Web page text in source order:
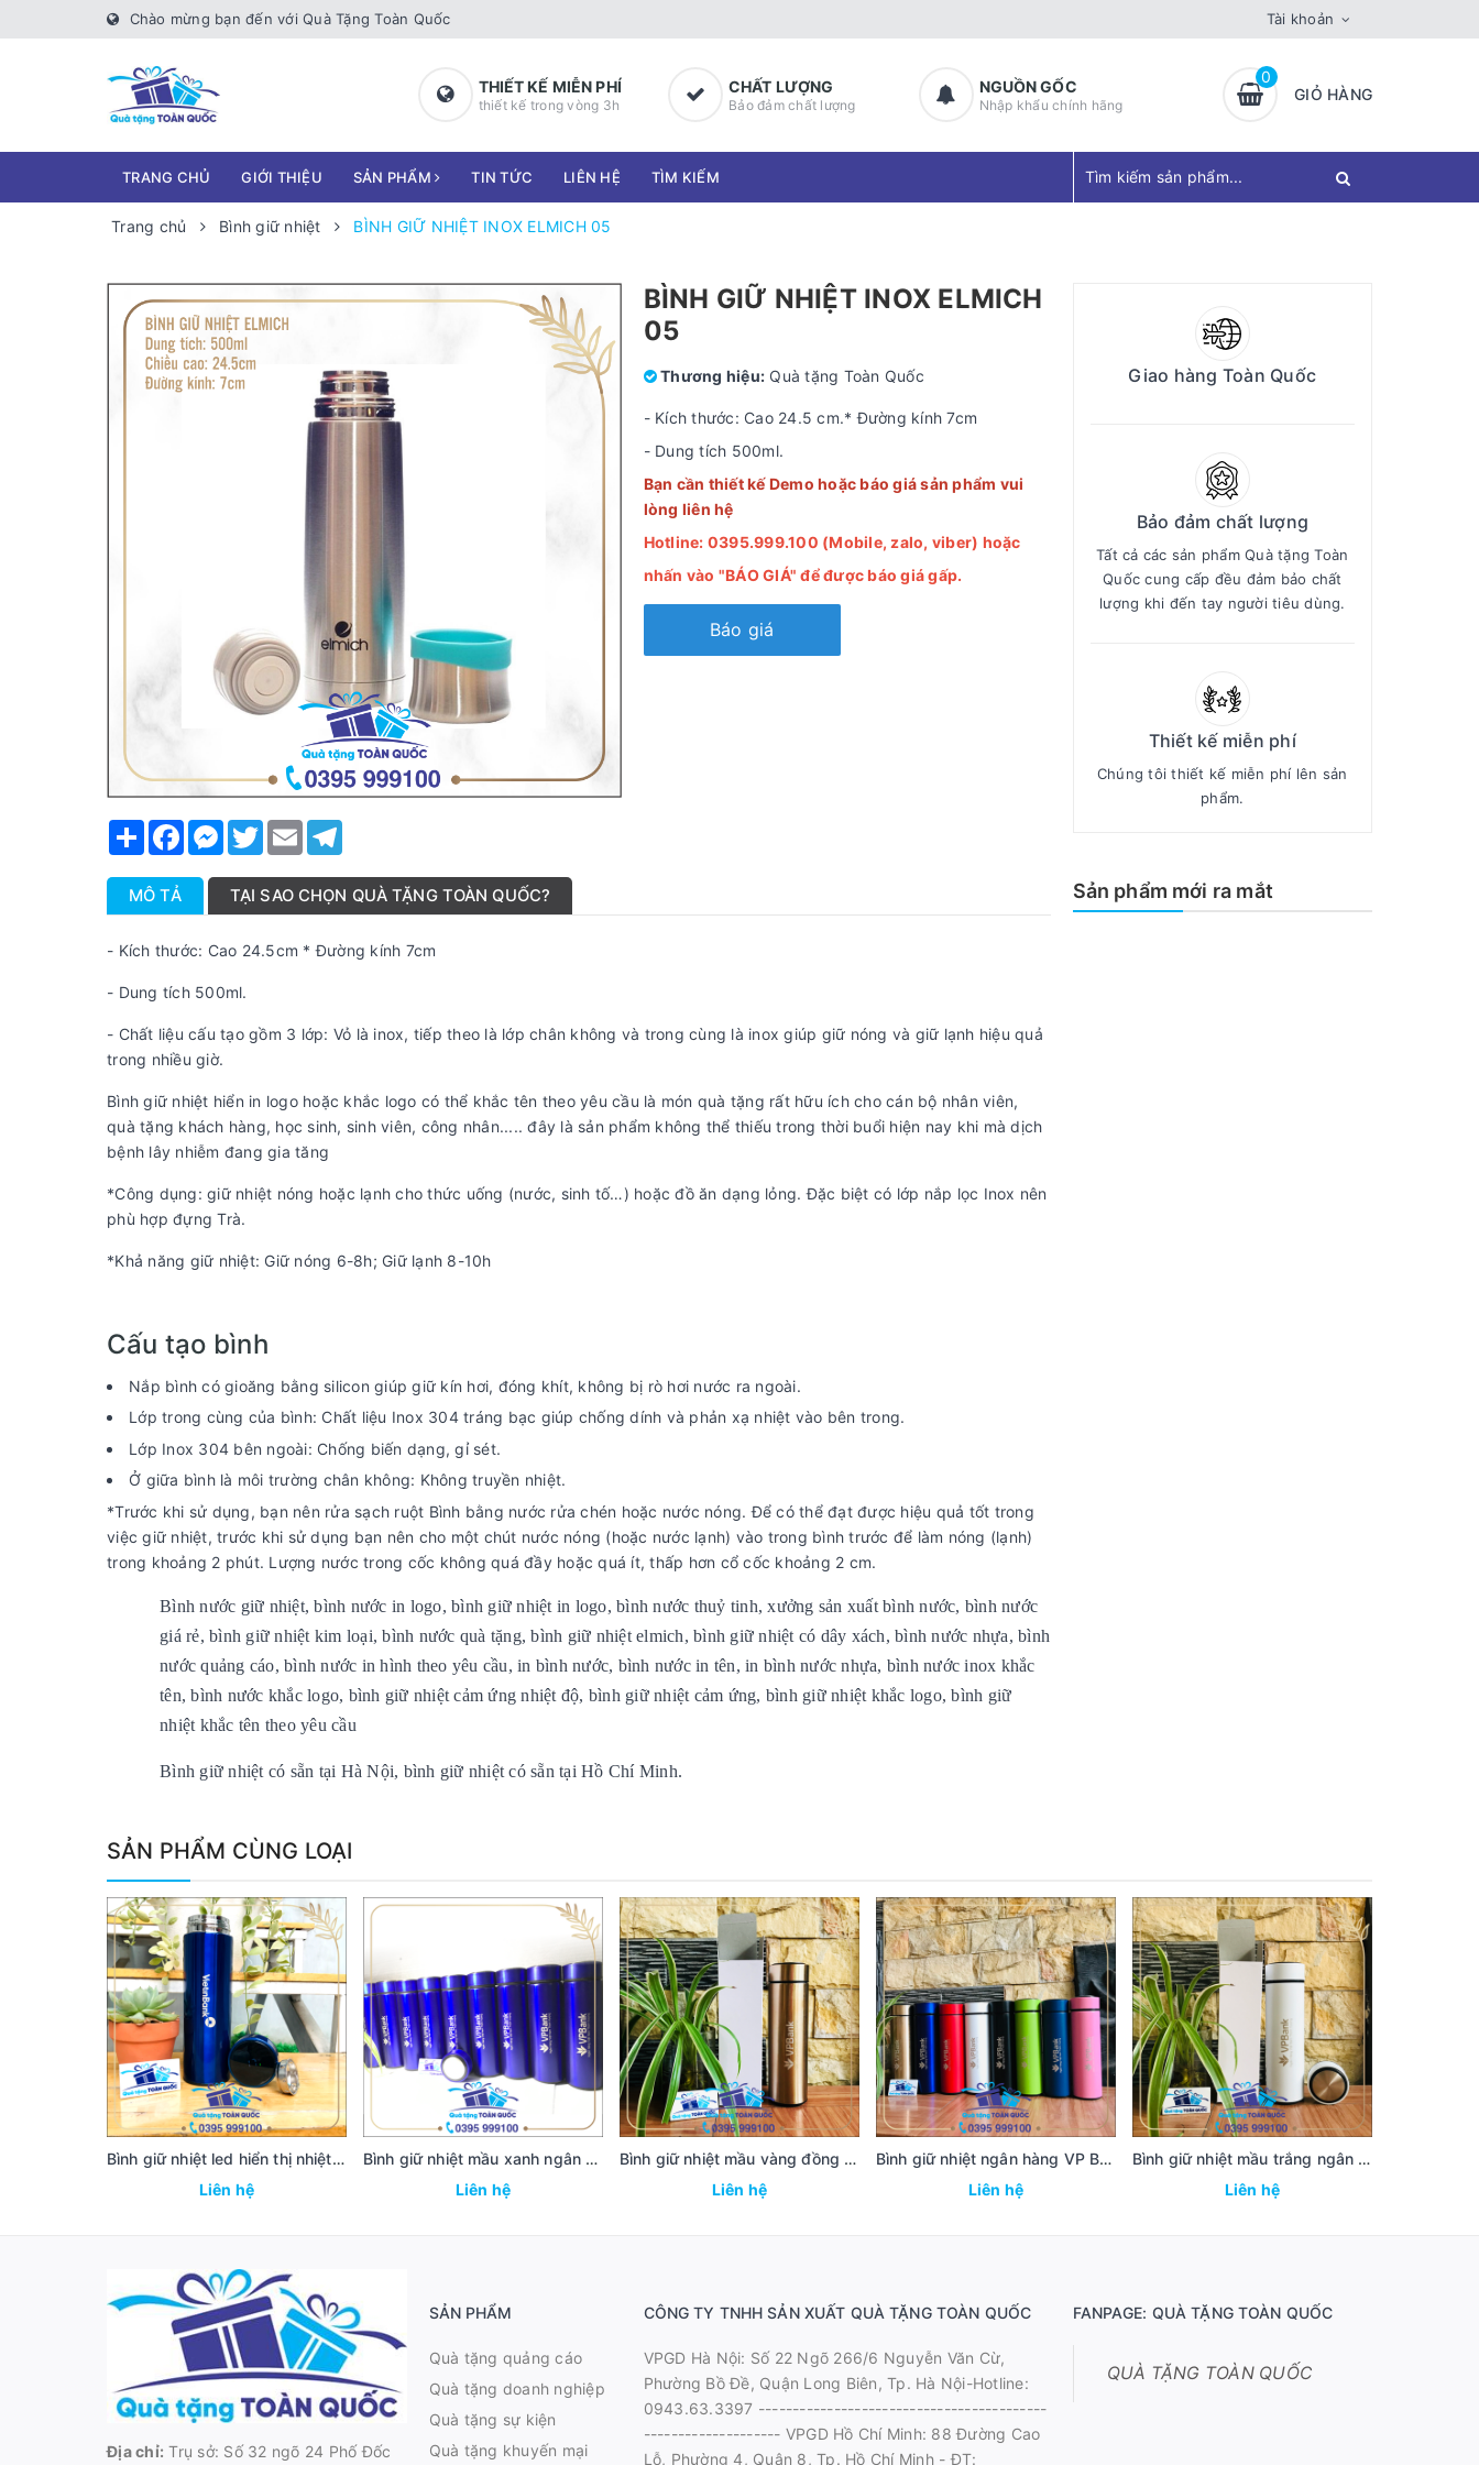
Chào mừng bạn đến với Quà Tặng Toàn Quốc Tài khoản
THIẾT KẾ MIỄN PHÍ
thiết kế trong vòng 3h
CHẤT LƯỢNG
Bảo đảm chất lượng
NGUỒN GỐC
Nhập khẩu chính hãng
0
GIỎ HÀNG
TRANG CHỦ GIỚI THIỆU SẢN PHẨM TIN TỨC LIÊN HỆ TÌM KIẾM
Trang chủ Bình giữ nhiệt BÌNH GIỮ NHIỆT INOX ELMICH 05
Share FacebookMessenger
TwitterEmail
BÌNH GIỮ NHIỆT INOX ELMICH
05
Thương hiệu: Quà tặng Toàn Quốc
- Kích thước: Cao 24.5 cm.* Đường kính 7cm
- Dung tích 500ml.
Bạn cần thiết kế Demo hoặc báo giá sản phẩm vui
lòng liên hệ
Hotline: 0395.999.100 (Mobile, zalo, viber) hoặc
nhấn vào "BÁO GIÁ" để được báo giá gấp.
Báo giá
Giao hàng Toàn Quốc
Bảo đảm chất lượng
Tất cả các sản phẩm Quà tặng Toàn
Quốc cung cấp đều đảm bảo chất
lượng khi đến tay người tiêu dùng.
Thiết kế miễn phí
Chúng tôi thiết kế miễn phí lên sản
phẩm.
MÔ TẢ TẠI SAO CHỌN QUÀ TẶNG TOÀN QUỐC?
- Kích thước: Cao 24.5cm * Đường kính 7cm
- Dung tích 500ml.
- Chất liệu cấu tạo gồm 3 lớp: Vỏ là inox, tiếp theo là lớp chân không và trong cùng là inox giúp giữ nóng và giữ lạnh hiệu quả
trong nhiều giờ.
Bình giữ nhiệt hiển in logo hoặc khắc logo có thể khắc tên theo yêu cầu là món quà tặng rất hữu ích cho cán bộ nhân viên,
quà tặng khách hàng, học sinh, sinh viên, công nhân..... đây là sản phẩm không thể thiếu trong thời buổi hiện nay khi mà dịch
bệnh lây nhiễm đang gia tăng
*Công dụng: giữ nhiệt nóng hoặc lạnh cho thức uống (nước, sinh tố…) hoặc đồ ăn dạng lỏng. Đặc biệt có lớp nắp lọc Inox nên
phù hợp đựng Trà.
*Khả năng giữ nhiệt: Giữ nóng 6-8h; Giữ lạnh 8-10h
Cấu tạo bình
Nắp bình có gioăng bằng silicon giúp giữ kín hơi, đóng khít, không bị rò hơi nước ra ngoài.
Lớp trong cùng của bình: Chất liệu Inox 304 tráng bạc giúp chống dính và phản xạ nhiệt vào bên trong.
Lớp Inox 304 bên ngoài: Chống biến dạng, gỉ sét.
Ở giữa bình là môi trường chân không: Không truyền nhiệt.
*Trước khi sử dụng, bạn nên rửa sạch ruột Bình bằng nước rửa chén hoặc nước nóng. Để có thể đạt được hiệu quả tốt trong
việc giữ nhiệt, trước khi sử dụng bạn nên cho một chút nước nóng (hoặc nước lạnh) vào trong bình trước để làm nóng (lạnh)
trong khoảng 2 phút. Lượng nước trong cốc không quá đầy hoặc quá ít, thấp hơn cổ cốc khoảng 2 cm.
Bình nước giữ nhiệt, bình nước in logo, bình giữ nhiệt in logo, bình nước thuỷ tinh, xưởng sản xuất bình nước, bình nước
giá rẻ, bình giữ nhiệt kim loại, bình nước quà tặng, bình giữ nhiệt elmich, bình giữ nhiệt có dây xách, bình nước nhựa, bình
nước quảng cáo, bình nước in hình theo yêu cầu, in bình nước, bình nước in tên, in bình nước nhựa, bình nước inox khắc
tên, bình nước khắc logo, bình giữ nhiệt cảm ứng nhiệt độ, bình giữ nhiệt cảm ứng, bình giữ nhiệt khắc logo, bình giữ
nhiệt khắc tên theo yêu cầu
Bình giữ nhiệt có sẵn tại Hà Nội, bình giữ nhiệt có sẵn tại Hồ Chí Minh.
Sản phẩm mới ra mắt
SẢN PHẨM CÙNG LOẠI
Bình giữ nhiệt led hiển thị nhiệt độ ngân hàng Vietinbank
Liên hệ
Bình giữ nhiệt mầu xanh ngân hàng VP Bank
Liên hệ
Bình giữ nhiệt mầu vàng đồng ngân hàng VP Bank
Liên hệ
Bình giữ nhiệt ngân hàng VP Bank
Liên hệ
Bình giữ nhiệt mầu trắng ngân hàng VP Bank
Liên hệ
Địa chỉ: Trụ sở: Số 32 ngõ 24 Phố Đốc
SẢN PHẨM
Quà tặng quảng cáo
Quà tặng doanh nghiệp
Quà tặng sự kiện
Quà tặng khuyến mại
CÔNG TY TNHH SẢN XUẤT QUÀ TẶNG TOÀN QUỐC
VPGD Hà Nội: Số 22 Ngõ 266/6 Nguyễn Văn Cừ,
Phường Bồ Đề, Quận Long Biên, Tp. Hà Nội-Hotline:
0943.63.3397 ------------------------------------------
-------------------- VPGD Hồ Chí Minh: 88 Đường Cao
Lỗ, Phường 4, Quận 8, Tp. Hồ Chí Minh - ĐT:
FANPAGE: QUÀ TẶNG TOÀN QUỐC
QUÀ TẶNG TOÀN QUỐC